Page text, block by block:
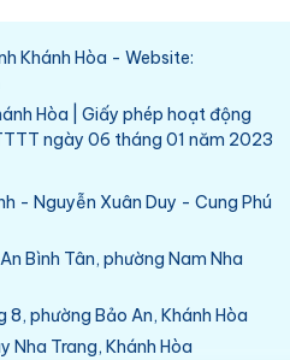
Khánh Hòa - Website:
Hòa | Giấy phép hoạt động
ngày 06 tháng 01 năm 2023
- Nguyễn Xuân Duy - Cung Phú
Bình Tân, phường Nam Nha
phường Bảo An, Khánh Hòa
Nha Trang, Khánh Hòa